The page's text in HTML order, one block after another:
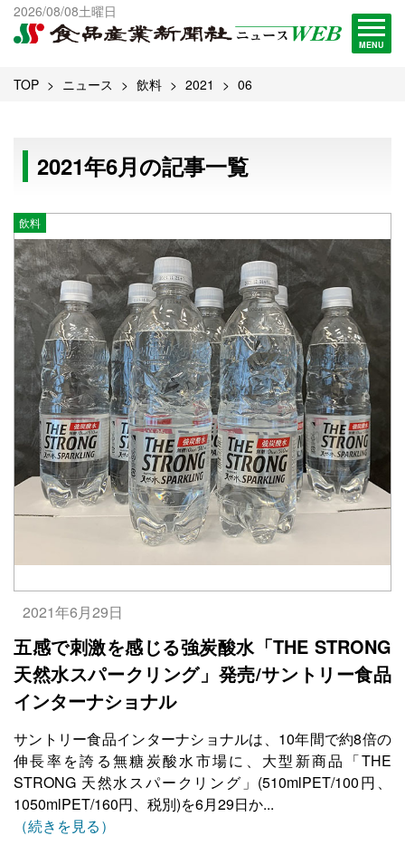
2026/08/08土曜日
MENU
出版物一覧へ
試読・購読申し込み
TOP ニュース 飲料 2021 06
2021年6月の記事一覧
飲料
2021年6月29日
五感で刺激を感じる強炭酸水「THE STRONG
天然水スパークリング」発売/サントリー食品
インターナショナル
サントリー食品インターナショナルは、10年間で約8倍の
伸長率を誇る無糖炭酸水市場に、大型新商品「THE
STRONG 天然水スパークリング」(510mlPET/100円、
1050mlPET/160円、税別)を6月29日か...
（続きを見る）